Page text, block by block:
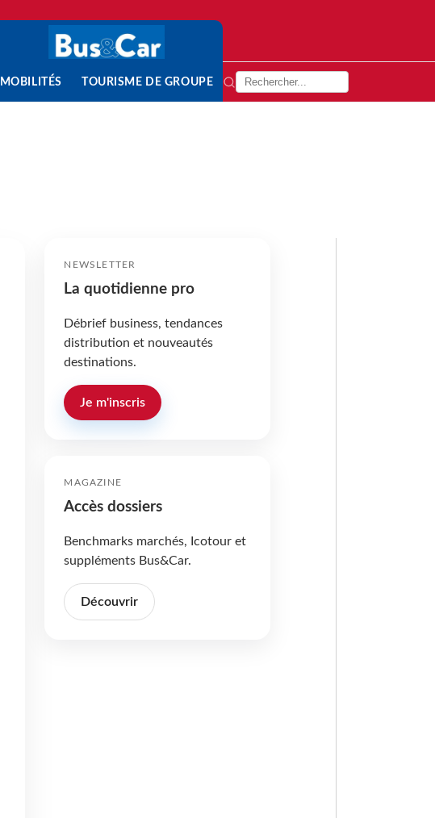
MOBILITÉS TOURISME DE GROUPE
NEWSLETTER
La quotidienne pro
Débrief business, tendances
distribution et nouveautés
destinations.
Je m'inscris
MAGAZINE
Accès dossiers
Benchmarks marchés, Icotour et
suppléments Bus&Car.
Découvrir